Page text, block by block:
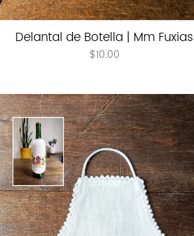
Delantal de Botella | Mm Fuxias
$10.00